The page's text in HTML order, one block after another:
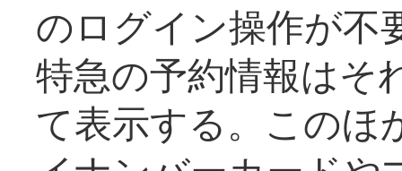
のログイン操作が不
特急の予約情報はそ
て表示する。このほ